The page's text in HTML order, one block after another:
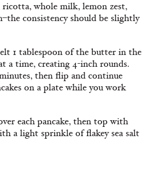
whole milk, lemon zest,
consistency should be slightly
1 tablespoon of the butter in the
a time, creating 4-inch rounds.
then flip and continue
on a plate while you work
each pancake, then top with
a light sprinkle of flakey sea salt